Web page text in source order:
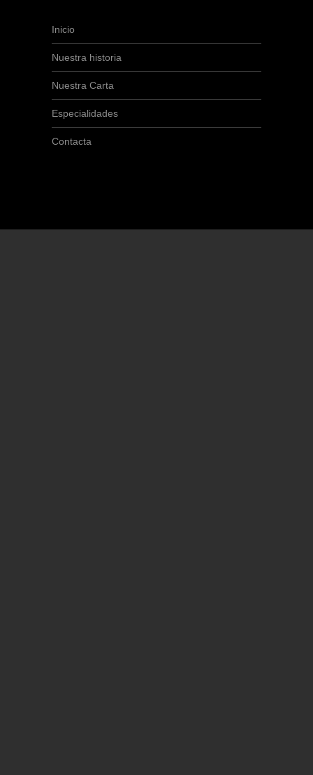
Inicio
Nuestra historia
Nuestra Carta
Especialidades
Contacta